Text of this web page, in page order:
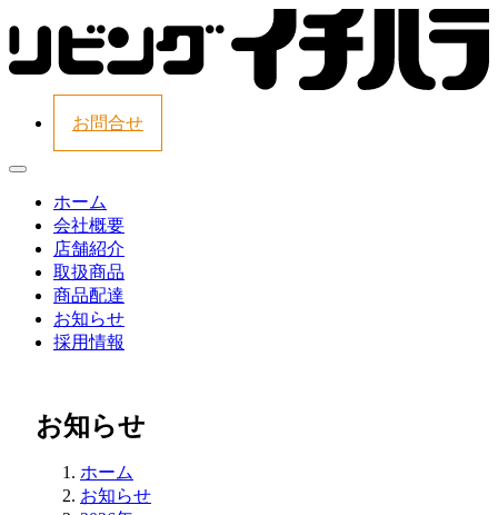
お問合せ
ホーム
会社概要
店舗紹介
取扱商品
商品配達
お知らせ
採用情報
お知らせ
ホーム
お知らせ